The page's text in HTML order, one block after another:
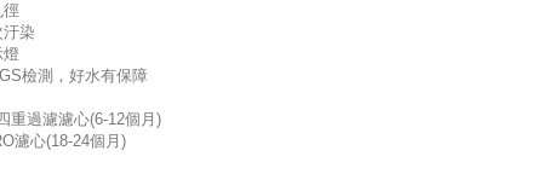
染
檢測，好水有保障
重過濾濾心(6-12個月)
濾心(18-24個月)